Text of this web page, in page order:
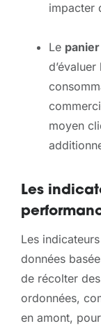
impacter
Le
moyen
Les
Les
données
de récolter
ordonnées,
en amont,